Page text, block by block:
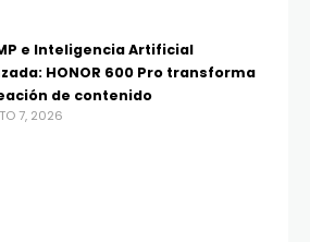
e Inteligencia Artificial
HONOR 600 Pro transforma
de contenido
7, 2026